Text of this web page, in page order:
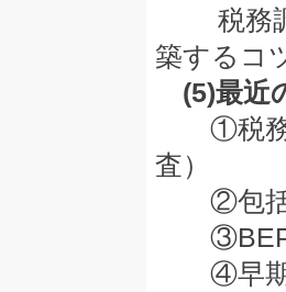
税務調
築するコ
(5)最近
①税務
査）
②包括
③BEPS
④早期